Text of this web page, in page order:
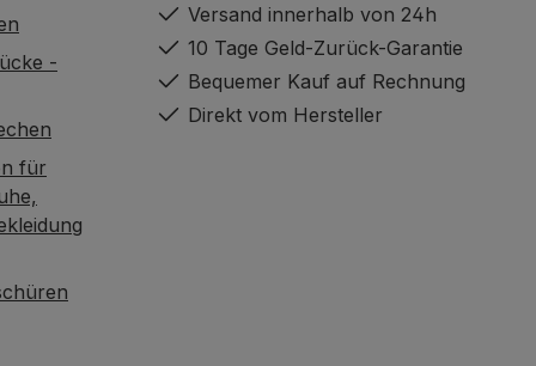
-
für
Versand innerhalb von 24h
10 Tage Geld-Zurück-Garantie
Bequemer Kauf auf Rechnung
Direkt vom Hersteller